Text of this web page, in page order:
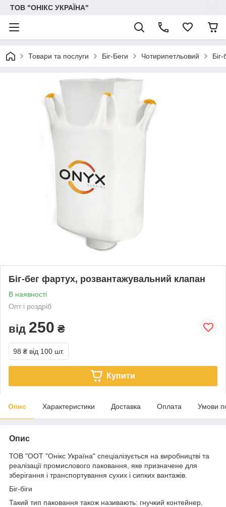
ТОВ "ОНІКС УКРАЇНА"
Товари та послуги Біг-Беги Чотирипетльовий
Біг-бег фартух, розвантажувальний клапан
В наявності
Опт і роздріб
від 250 ₴
98 ₴ від 100 шт.
Купити
Опис Характеристики Доставка Оплата Умови
Опис
ТОВ "ООТ "Онікс Україна" спеціалізується на виробництві та
реалізації промислового паковання, яке призначене для
зберігання і транспортування сухих і сипких вантажів.
Біг-біги
Такий тип паковання також називають: гнучкий контейнер,